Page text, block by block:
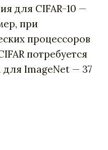
для CIFAR-10 —
при
процессоров
потребуется
ImageNet — 37